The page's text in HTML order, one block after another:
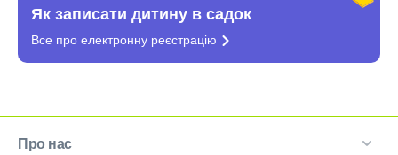
Як записати дитину в садок
Все про електронну реєстрацію
Про нас